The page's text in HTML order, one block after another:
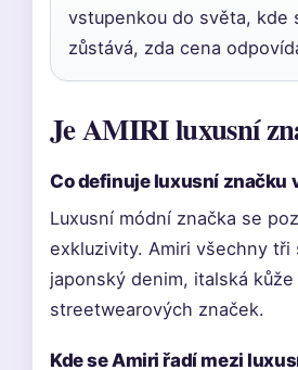
vstupenkou do světa, kde
zůstává, zda cena
Je AMIRI luxusní
Co definuje luxusní značku
Luxusní módní značka se
exkluzivity. Amiri všechny tři
japonský denim, italská
streetwearových značek.
Kde se Amiri řadí mezi